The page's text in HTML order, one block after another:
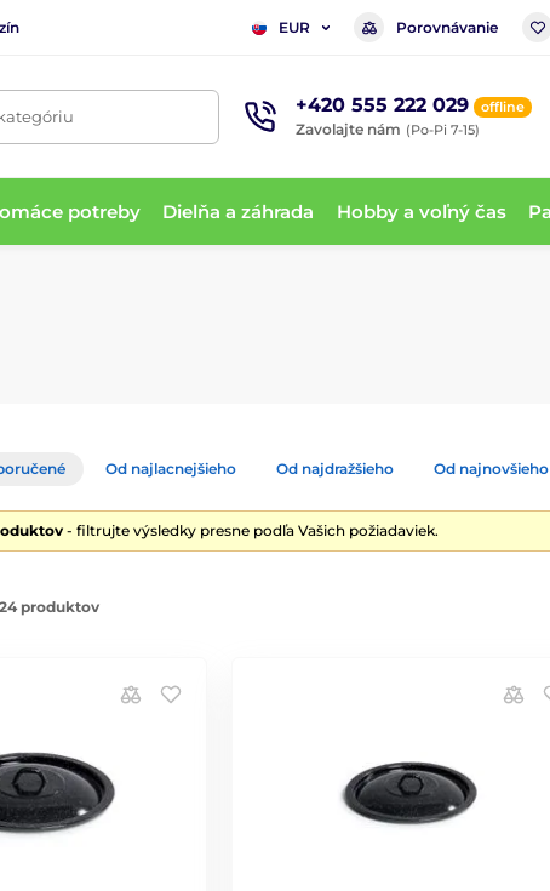
EUR Porovnávanie
+420 555 222 029 offline
Zavolajte nám (Po-Pi 7-15)
potreby Dielňa a záhrada Hobby a voľný čas
Od najlacnejšieho Od najdražšieho Od najnovšieho
- filtrujte výsledky presne podľa Vašich požiadaviek.
produktov